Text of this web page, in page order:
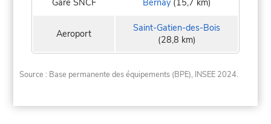
Gare SNCF Bernay(15,7 km)
Aeroport
Saint-Gatien-des-Bois
(28,8 km)
Source : Base permanente des équipements (BPE), INSEE 2024.